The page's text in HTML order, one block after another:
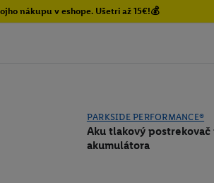
nákupu v eshope. Ušetri až 15€!💰
PARKSIDE PERFORMANCE®
Aku tlakový postrekovač
akumulátora